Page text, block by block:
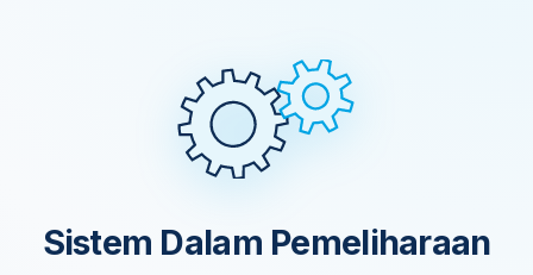
Sistem Dalam Pemeliharaan